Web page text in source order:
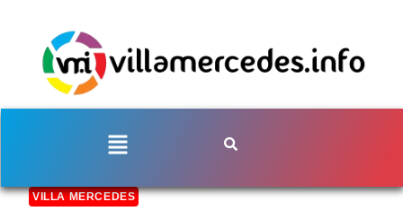
VILLA MERCEDES